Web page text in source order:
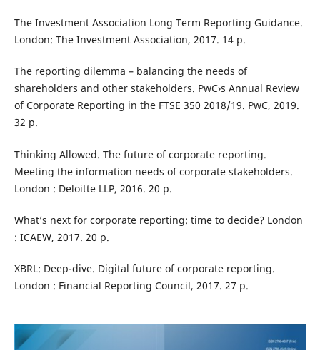
The Investment Association Long Term Reporting Guidance.
London: The Investment Association, 2017. 14 p.
The reporting dilemma – balancing the needs of
shareholders and other stakeholders. PwC›s Annual Review
of Corporate Reporting in the FTSE 350 2018/19. PwC, 2019.
32 p.
Thinking Allowed. The future of corporate reporting.
Meeting the information needs of corporate stakeholders.
London : Deloitte LLP, 2016. 20 p.
What’s next for corporate reporting: time to decide? London
: ICAEW, 2017. 20 p.
XBRL: Deep-dive. Digital future of corporate reporting.
London : Financial Reporting Council, 2017. 27 p.